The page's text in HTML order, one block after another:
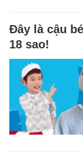
Đây là cậu
18 sao!